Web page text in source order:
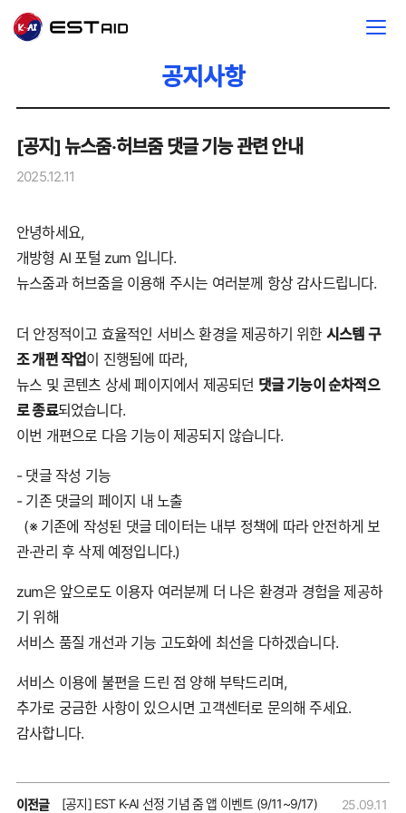
공지사항
[공지] 뉴스줌·허브줌 댓글 기능 관련 안내
2025.12.11
안녕하세요,
개방형 AI 포털 zum 입니다.
뉴스줌과 허브줌을 이용해 주시는 여러분께 항상 감사드립니다.
더 안정적이고 효율적인 서비스 환경을 제공하기 위한 시스템 구
조 개편 작업이 진행됨에 따라,
뉴스 및 콘텐츠 상세 페이지에서 제공되던 댓글 기능이 순차적으
로 종료되었습니다.
이번 개편으로 다음 기능이 제공되지 않습니다.
- 댓글 작성 기능
- 기존 댓글의 페이지 내 노출
(※ 기존에 작성된 댓글 데이터는 내부 정책에 따라 안전하게 보
관·관리 후 삭제 예정입니다.)
zum은 앞으로도 이용자 여러분께 더 나은 환경과 경험을 제공하
기 위해
서비스 품질 개선과 기능 고도화에 최선을 다하겠습니다.
서비스 이용에 불편을 드린 점 양해 부탁드리며,
추가로 궁금한 사항이 있으시면 고객센터로 문의해 주세요.
감사합니다.
이전글 [공지] EST K-AI 선정 기념 줌 앱 이벤트 (9/11~9/17) 25.09.11